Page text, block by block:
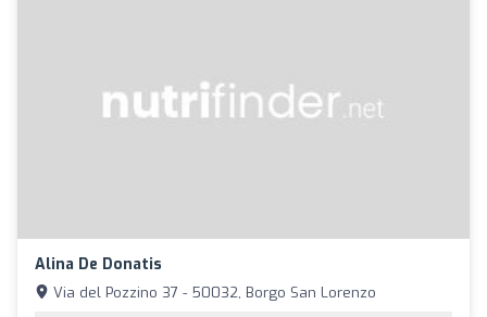
Alina De Donatis
Via del Pozzino 37 - 50032, Borgo San Lorenzo